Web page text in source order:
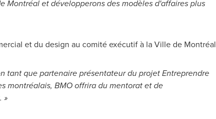
Montréal et développerons des modèles d'affaires plus
et du design au comité exécutif à la Ville de Montréal
tant que partenaire présentateur du projet Entreprendre
montréalais, BMO offrira du mentorat et de
»